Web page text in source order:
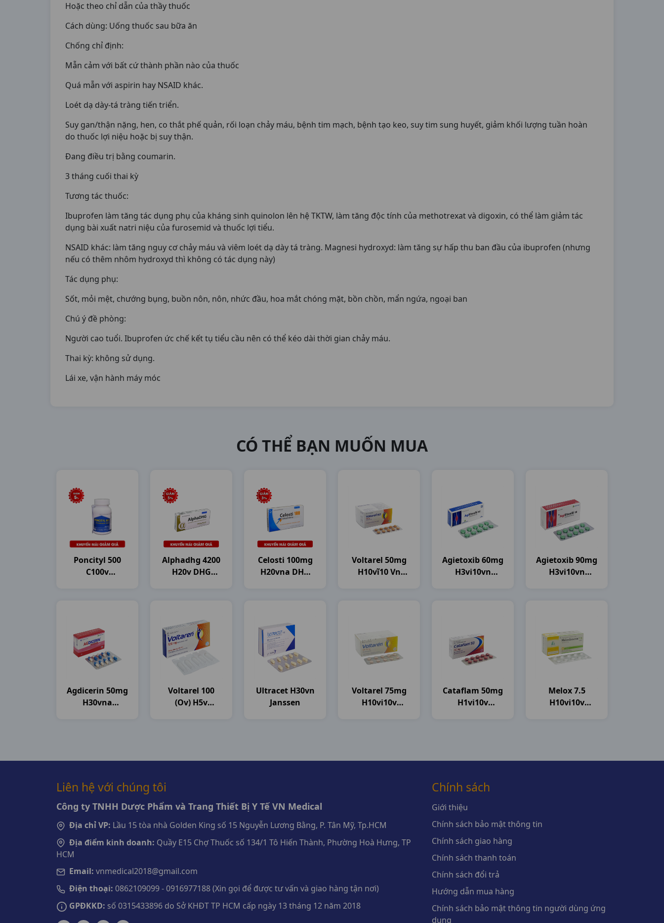
Hoặc theo chỉ dẫn của thầy thuốc
Cách dùng: Uống thuốc sau bữa ăn
Chống chỉ định:
Mẫn cảm với bất cứ thành phần nào của thuốc
Quá mẫn với aspirin hay NSAID khác.
Loét dạ dày-tá tràng tiến triển.
Suy gan/thận nặng, hen, co thắt phế quản, rối loạn chảy máu, bệnh tim mạch, bệnh tạo keo, suy tim sung huyết, giảm khối lượng tuần hoàn
do thuốc lợi niệu hoặc bị suy thận.
Đang điều trị bằng coumarin.
3 tháng cuối thai kỳ
Tương tác thuốc:
Ibuprofen làm tăng tác dụng phụ của kháng sinh quinolon lên hệ TKTW, làm tăng độc tính của methotrexat và digoxin, có thể làm giảm tác
dụng bài xuất natri niệu của furosemid và thuốc lợi tiểu.
NSAID khác: làm tăng nguy cơ chảy máu và viêm loét dạ dày tá tràng. Magnesi hydroxyd: làm tăng sự hấp thu ban đầu của ibuprofen (nhưng
nếu có thêm nhôm hydroxyd thì không có tác dụng này)
Tác dụng phụ:
Sốt, mỏi mệt, chướng bụng, buồn nôn, nôn, nhức đầu, hoa mắt chóng mặt, bồn chồn, mẩn ngứa, ngoại ban
Chú ý đề phòng:
Người cao tuổi. Ibuprofen ức chế kết tụ tiểu cầu nên có thể kéo dài thời gian chảy máu.
Thai kỳ: không sử dụng.
Lái xe, vận hành máy móc
CÓ THỂ BẠN MUỐN MUA
Poncityl 500
C100v
Alphadhg 4200
H20v DHG
Celosti 100mg
H20vna DHG
Voltarel 50mg
H10vĩ10 Vn
Agietoxib 60mg
H3vi10vn
Agietoxib 90mg
H3vi10vn
Agdicerin 50mg
H30vna
Voltarel 100
(ov) H5v
Ultracet H30vn
Janssen
Voltarel 75mg
H10vi10v
Cataflam 50mg
H1vi10v
Melox 7.5
H10vi10v
Liên hệ với chúng tôi
Công ty TNHH Dược Phẩm và Trang Thiết Bị Y Tế VN Medical
Địa chỉ VP: Lầu 15 tòa nhà Golden King số 15 Nguyễn Lương Bằng, P. Tân Mỹ, Tp.HCM
Địa điểm kinh doanh: Quầy E15 Chợ Thuốc số 134/1 Tô Hiến Thành, Phường Hoà Hưng, TP
HCM
Email: vnmedical2018@gmail.com
Điện thoại: 0862109099 - 0916977188 (Xin gọi để được tư vấn và giao hàng tận nơi)
GPĐKKD: số 0315433896 do Sở KHĐT TP HCM cấp ngày 13 tháng 12 năm 2018
Chính sách
Giới thiệu
Chính sách bảo mật thông tin
Chính sách giao hàng
Chính sách thanh toán
Chính sách đổi trả
Hướng dẫn mua hàng
Chính sách bảo mật thông tin người dùng ứng
dụng